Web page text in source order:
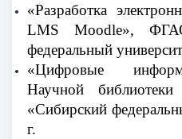
«Разработка
LMS Moodle»,
федеральный
«Цифровые
Научной
«Сибирский
г.